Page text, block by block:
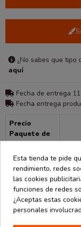
¿No sabes que tipo
aquí
Fecha de entrega
Fecha entrega
Precio
Paquete de
100
10
21,40 €
20,47
Consultar para más
Esta tienda te pide
rendimiento, redes
las cookies
funciones de redes
¿Aceptas estas
personales